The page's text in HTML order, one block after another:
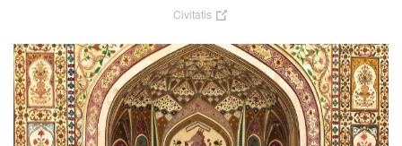
Civitatis